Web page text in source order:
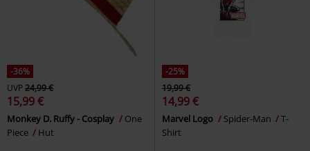
-36%
UVP24,99 €
15,99 €
Monkey D. Ruffy - Cosplay
One
Piece
Hut
-25%
19,99 €
14,99 €
Marvel Logo Spider-Man
T-
Shirt